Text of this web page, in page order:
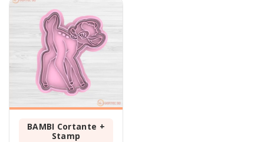
BAMBI Cortante +
Stamp